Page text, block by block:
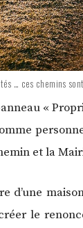
… ces chemins
«
et la
d’une
le